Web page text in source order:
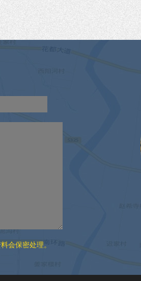
会保密处理。